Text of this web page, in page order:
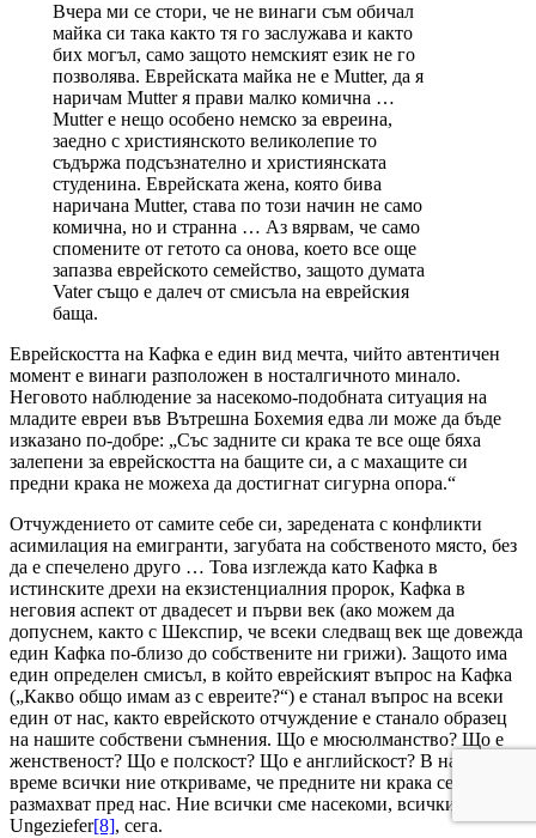
Вчера ми се стори, че не винаги съм обичал
майка си така както тя го заслужава и както
бих могъл, само защото немският език не го
позволява. Еврейската майка не е Mutter, да я
наричам Mutter я прави малко комична …
Mutter е нещо особено немско за евреина,
заедно с християнското великолепие то
съдържа подсъзнателно и християнската
студенина. Еврейската жена, която бива
наричана Mutter, става по този начин не само
комична, но и странна … Аз вярвам, че само
спомените от гетото са онова, което все още
запазва еврейското семейство, защото думата
Vater също е далеч от смисъла на еврейския
баща.
Еврейскостта на Кафка е един вид мечта, чийто автентичен
момент е винаги разположен в носталгичното минало.
Неговото наблюдение за насекомо-подобната ситуация на
младите евреи във Вътрешна Бохемия едва ли може да бъде
изказано по-добре: „Със задните си крака те все още бяха
залепени за еврейскостта на бащите си, а с махащите си
предни крака не можеха да достигнат сигурна опора.“
Отчуждението от самите себе си, заредената с конфликти
асимилация на емигранти, загубата на собственото място, без
да е спечелено друго … Това изглежда като Кафка в
истинските дрехи на екзистенциалния пророк, Кафка в
неговия аспект от двадесет и първи век (ако можем да
допуснем, както с Шекспир, че всеки следващ век ще довежда
един Кафка по-близо до собствените ни грижи). Защото има
един определен смисъл, в който еврейският въпрос на Кафка
(„Какво общо имам аз с евреите?“) е станал въпрос на всеки
един от нас, както еврейското отчуждение е станало образец
на нашите собствени съмнения. Що е мюсюлманство? Що е
женственост? Що е полскост? Що е английскост? В наше
време всички ние откриваме, че предните ни крака се
размахват пред нас. Ние всички сме насекоми, всички
Ungeziefer[8], сега.